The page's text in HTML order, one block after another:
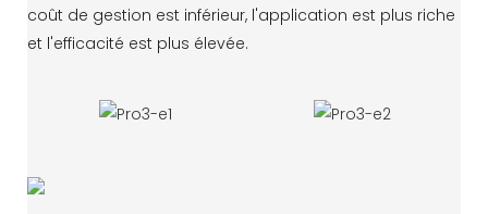
coût de gestion est inférieur, l'application est plus riche
et l'efficacité est plus élevée.